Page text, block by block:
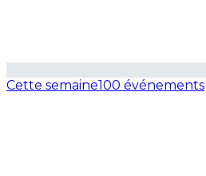
Cette semaine100 événements